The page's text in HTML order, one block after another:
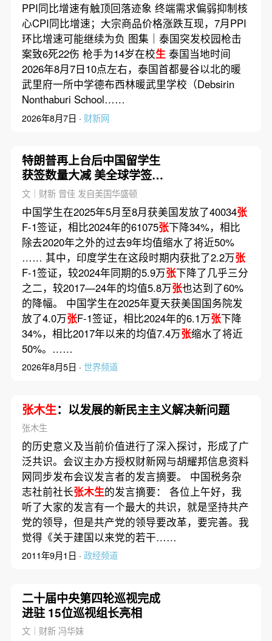
PPI同比增速有触顶回落迹象 终端需求偏弱抑制核
心CPI同比增速；大宗商品价格涨跌互现，7月PPI
环比增速可能继续为负 图集｜泰国突发校园枪击
案致6死22伤 枪手为14岁在校生泰国当地时间
2026年8月7日10点左右，泰国首都曼谷以北的暖
武里府一所中学德布西林暖武里学校（Debsirin
Nonthaburi School……
2026年8月7日 · 财新网
特朗普再上台后中国留学生
获签数量大减 美全球学签拒
签率达十年最高(含视频)
文｜财新 曾佳 发自美国华盛顿
中国学生在2025年5月至8月获美国发放了40034张
F-1签证，相比2024年的61075张下降34%，相比
除去2020年之外的过去9年均值缩水了将近50%
…… 其中，印度学生在这段时期内获批了2.2万张
F-1签证，较2024年同期的5.9万张下降了几乎三分
之二，较2017—24年的均值5.8万张也达到了60%
的降幅。 中国学生在2025年夏天获美国国务院发
放了4.0万张F-1签证，相比2024年的6.1万张下降
34%，相比2017年以来的均值7.4万张缩水了将近
50%。……
2026年8月5日 · 世界频道
张木生：以发展的新民主主义解决新问题
张木生
的历史意义及当前价值进行了深入探讨，形成了广
泛共识。会议主办方授权财新网与胡耀邦信息资料
网同步发布会议发言者的发言摘要。 中国税务杂
志社前社长张木生的发言摘要： 各位上午好，我
听了大家的发言有一个最大的共识，就是坚持共产
党的领导，但是共产党的领导要改革，要完善。我
觉得《关于建国以来党的若干……
2011年9月1日 · 政经频道
二十届中央第四轮巡视完成
进驻 15位巡视组长亮相
文｜财新 冯华妹